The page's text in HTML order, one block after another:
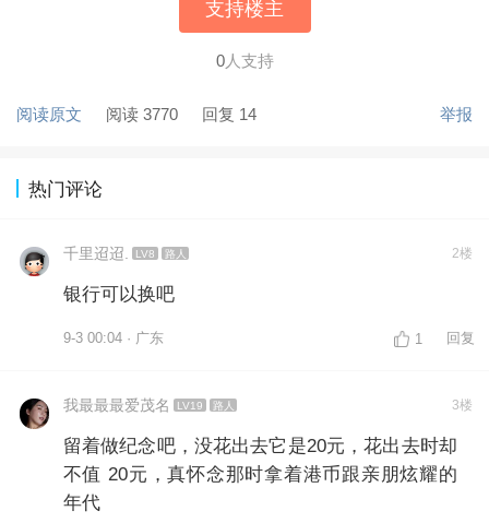
支持楼主
0人支持
阅读原文 阅读 3770 回复 14 举报
热门评论
千里迢迢. LV8 路人 2楼
银行可以换吧
9-3 00:04 · 广东 1 回复
我最最最爱茂名 LV19 路人 3楼
留着做纪念吧，没花出去它是20元，花出去时却
不值 20元，真怀念那时拿着港币跟亲朋炫耀的
年代